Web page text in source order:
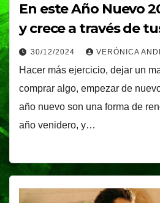
En este Año Nuevo
y crece a través de
30/12/2024 VERÓNICA
Hacer más ejercicio, dejar un
comprar algo, empezar de
año nuevo son una forma de
año venidero, y…